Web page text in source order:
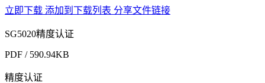
立即下载 添加到下载列表 分享文件链接
SG5020精度认证
PDF / 590.94KB
精度认证